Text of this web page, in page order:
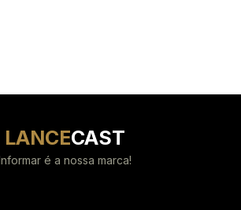
LANCECAST
Informar é a nossa marca!